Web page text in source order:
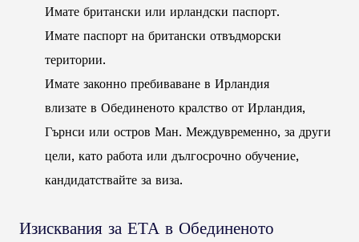
Имате британски или ирландски паспорт.
Имате паспорт на британски отвъдморски
територии.
Имате законно пребиваване в Ирландия
влизате в Обединеното кралство от Ирландия,
Гърнси или остров Ман. Междувременно, за други
цели, като работа или дългосрочно обучение,
кандидатствайте за виза.
Изисквания за ЕТА в Обединеното